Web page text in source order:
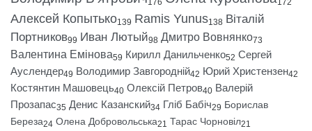
176 172
Алексей Копытько139 Ramis Yunus138 Віталій
Портников99 Иван Лютый98 Дмитро Вовнянко73
Валентина Емінова59 Кирилл Данильченко52 Сергей
Ауслендер49 Володимир Завгородній42 Юрий Христензен42
Костянтин Машовець40 Олексій Петров40 Валерій
Прозапас35 Денис Казанский34 Гліб Бабіч29 Борислав
Береза24 Олена Добровольська21 Тарас Чорновіл21